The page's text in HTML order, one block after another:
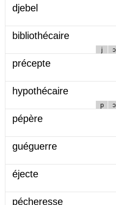
djebel
bibliothécaire
j ɔ
précepte
hypothécaire
p ɔ
pépère
guéguerre
éjecte
pécheresse